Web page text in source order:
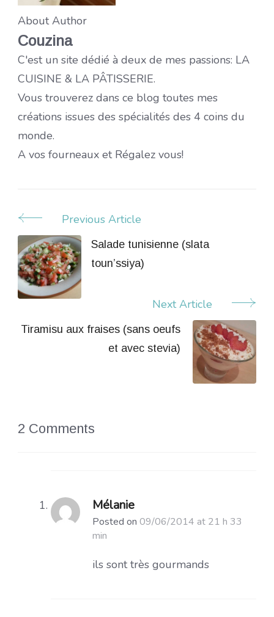
About Author
Couzina
C'est un site dédié à deux de mes passions: LA
CUISINE & LA PÂTISSERIE.
Vous trouverez dans ce blog toutes mes
créations issues des spécialités des 4 coins du
monde.
A vos fourneaux et Régalez vous!
Post
Navigation
Previous Article
Salade tunisienne (slata
toun’ssiya)
Next Article
Tiramisu aux fraises (sans oeufs
et avec stevia)
2 Comments
Mélanie
Posted on 09/06/2014 at 21 h 33
min
ils sont très gourmands